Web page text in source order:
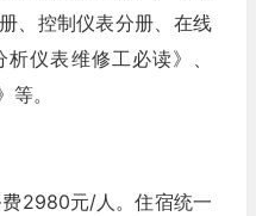
、控制仪表分册、在线
仪表维修工必读》、
等。
2980元/人。住宿统一